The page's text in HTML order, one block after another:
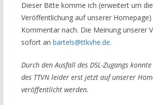
Dieser Bitte komme ich (erweitert um die
Veröffentlichung auf unserer
Kommentar nach. Die Meinung unserer
sofort an bartels@ttkvhe.de.
Durch den Ausfall des DSL-Zugangs
des TTVN leider erst jetzt auf unserer
veröffentlicht werden.